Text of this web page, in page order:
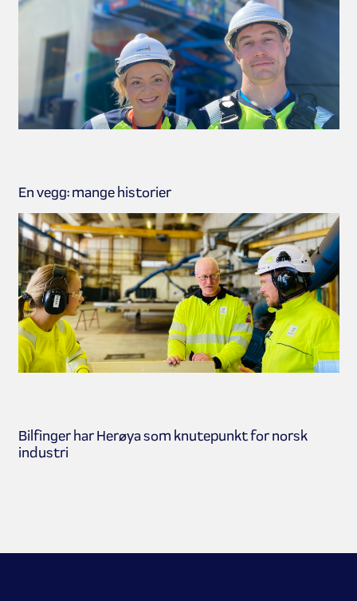
En vegg: mange historier
Bilfinger har Herøya som knutepunkt for norsk
industri